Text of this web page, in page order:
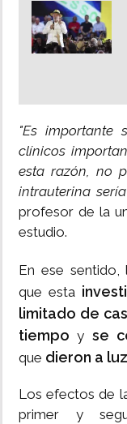
"Es importante
clínicos
esta razón, no
intrauterina
profesor de la
estudio.
En ese sentido,
que esta
limitado de
tiempo y se
que dieron a
Los efectos de
primer y